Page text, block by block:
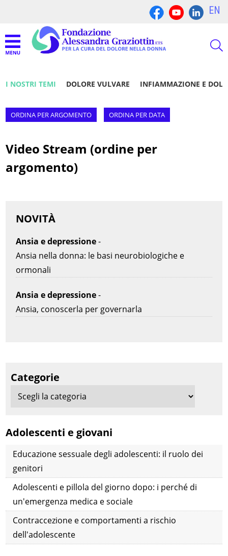
EN
I NOSTRI TEMI DOLORE VULVARE INFIAMMAZIONE E
ORDINA PER ARGOMENTO ORDINA PER DATA
Video Stream (ordine per
argomento)
NOVITÀ
Ansia e depressione-
Ansia nella donna: le basi neurobiologiche e
ormonali
Ansia e depressione-
Ansia, conoscerla per governarla
Categorie
Adolescenti e giovani
Educazione sessuale degli adolescenti: il ruolo dei
genitori
Adolescenti e pillola del giorno dopo: i perché di
un'emergenza medica e sociale
Contraccezione e comportamenti a rischio
dell'adolescente